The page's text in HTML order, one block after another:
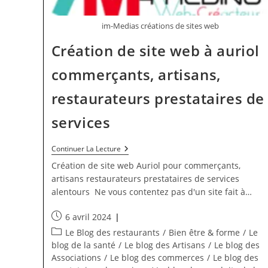
im-Medias créations de sites web
Création de site web à auriol
commerçants, artisans,
restaurateurs prestataires de
services
Continuer La LectureCréation
De
Site
Web
Auriol
Prestataires
De
Services
Création de site web Auriol pour commerçants,
artisans restaurateurs prestataires de services
alentours Ne vous contentez pas d'un site fait à…
Publication
publiée :
6 avril 2024
Post
category:
Le Blog des restaurants / Bien être & forme / Le
blog de la santé / Le blog des Artisans / Le blog des
Associations / Le blog des commerces / Le blog des